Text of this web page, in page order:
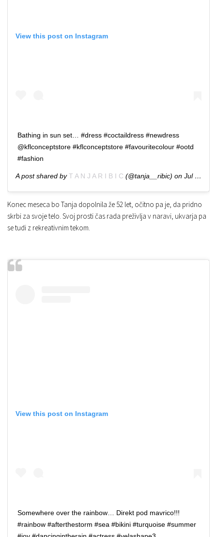
View this post on Instagram
Bathing in sun set… #dress #coctaildress #newdress
@kflconceptstore #kflconceptstore #favouritecolour #ootd
#fashion
A post shared byT A N J A R I B I C (@tanja__ribic) on Jul 4, 2019 at 1:04pm PDT
Konec meseca bo Tanja dopolnila že 52 let, očitno pa je, da pridno
skrbi za svoje telo. Svoj prosti čas rada preživlja v naravi, ukvarja pa
se tudi z rekreativnim tekom.
View this post on Instagram
Somewhere over the rainbow… Direkt pod mavrico!!!
#rainbow #afterthestorm #sea #bikini #turquoise #summer